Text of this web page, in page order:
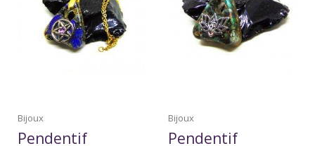
Bijoux
Pendentif
Bijoux
Pendentif